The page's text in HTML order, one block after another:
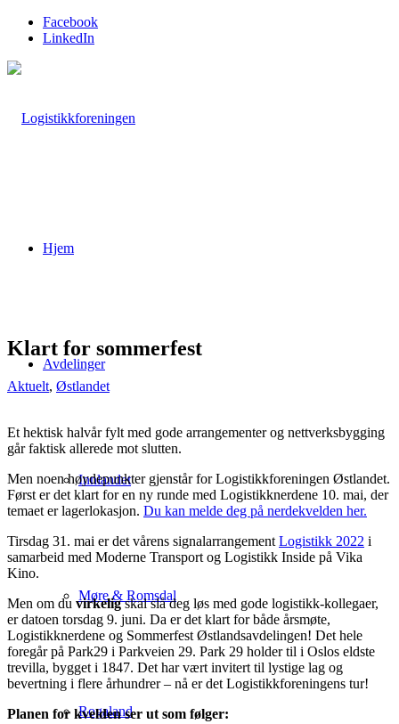
Facebook
LinkedIn
Hjem
Avdelinger
Innlandet
Møre & Romsdal
Rogaland
Klart for sommerfest
Aktuelt, Østlandet
Et hektisk halvår fylt med gode arrangementer og nettverksbygging
går faktisk allerede mot slutten.
Men noen høydepunkter gjenstår for Logistikkforeningen Østlandet.
Først er det klart for en ny runde med Logistikknerdene 10. mai, der
temaet er lagerlokasjon. Du kan melde deg på nerdekvelden her.
Tirsdag 31. mai er det vårens signalarrangement Logistikk 2022 i
samarbeid med Moderne Transport og Logistikk Inside på Vika
Kino.
Men om du virkeligskal slå deg løs med gode logistikk-kollegaer,
er datoen torsdag 9. juni. Da er det klart for både årsmøte,
Logistikknerdene og Sommerfest Østlandsavdelingen! Det hele
foregår på Park29 i Parkveien 29. Park 29 holder til i Oslos eldste
trevilla, bygget i 1847. Det har vært invitert til lystige lag og
bevertning i flere århundrer – nå er det Logistikkforeningens tur!
Planen for kvelden ser ut som følger: